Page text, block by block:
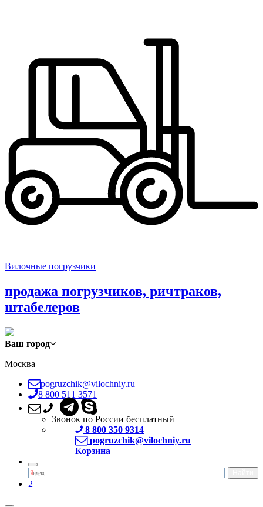
Вилочные погрузчики
продажа погрузчиков, ричтраков,
штабелеров
Ваш город
Москва
pogruzchik@vilochniy.ru
8 800 511 3571
Звонок по России бесплатный
8 800 350 9314
pogruzchik@vilochniy.ru
Корзина
2